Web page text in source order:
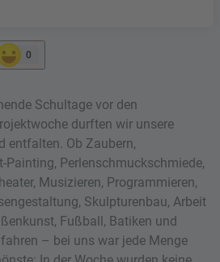
0
Schultage vor den
durften wir unsere
entfalten. Ob Zaubern,
Painting, Perlenschmuckschmiede,
Musizieren, Programmieren,
Skulpturenbau, Arbeit
Fußball, Batiken und
– bei uns war jede Menge